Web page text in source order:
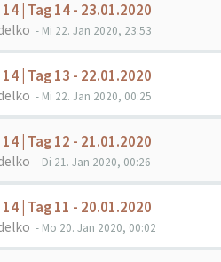
| Tag 14 - 23.01.2020
- Mi 22. Jan 2020, 23:53
| Tag 13 - 22.01.2020
- Mi 22. Jan 2020, 00:25
| Tag 12 - 21.01.2020
- Di 21. Jan 2020, 00:26
| Tag 11 - 20.01.2020
- Mo 20. Jan 2020, 00:02